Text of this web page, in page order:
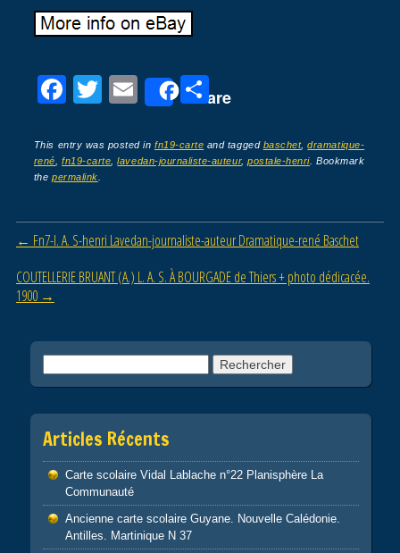
F
c
e
o
k
T
tt
er
E
ail
Share
P
ta
g
This entry was posted infn19-carte and tagged baschet,dramatique-
rené ,fn19-carte ,lavedan-journaliste-auteur,postale-henri. Bookmark
thepermalink
Post navigation
← Fn7-l. A. S-henri Lavedan-journaliste-auteur Dramatique-rené Baschet
COUTELLERIE BRUANT (A.) L. A. S. À BOURGADE de Thiers + photo dédicacée.
1900 →
Articles Récents
Carte scolaire Vidal Lablache n°22 Planisphère La
Communauté
Ancienne carte scolaire Guyane. Nouvelle Calédonie.
Antilles. Martinique N 37